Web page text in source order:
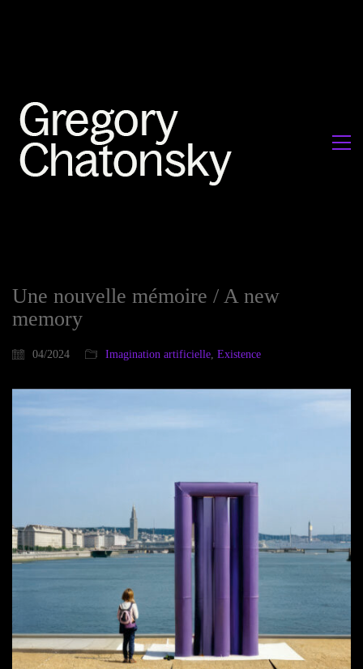
Une nouvelle mémoire / A new
memory
04/2024 Imagination artificielle, Existence